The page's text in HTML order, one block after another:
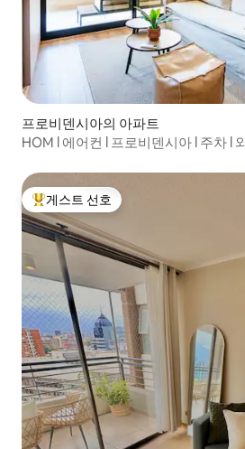
프로비덴시아의 아파트
HOM l 에어컨 l 프로비덴시아 l 주차 l
상위 게스트 선호
게스트 선호